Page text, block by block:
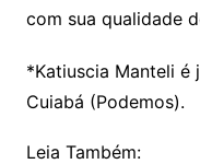
com sua qualidade
*Katiuscia Manteli é
Cuiabá (Podemos).
Leia Também: